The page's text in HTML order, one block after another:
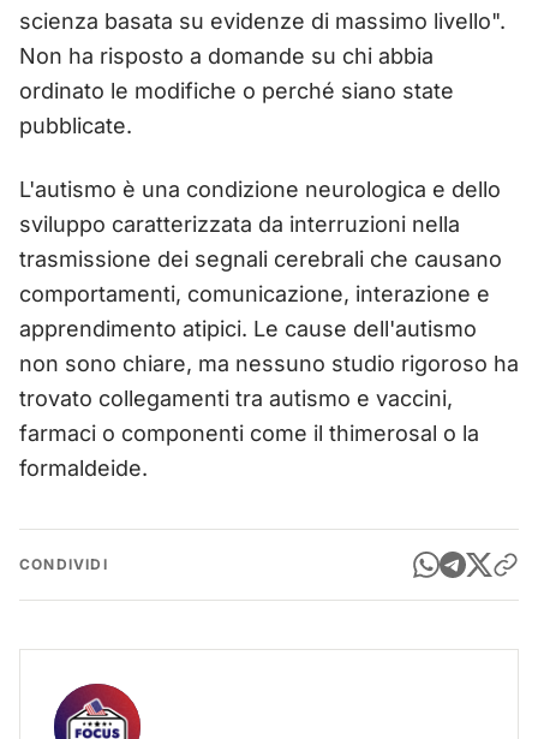
scienza basata su evidenze di massimo livello".
Non ha risposto a domande su chi abbia
ordinato le modifiche o perché siano state
pubblicate.
L'autismo è una condizione neurologica e dello
sviluppo caratterizzata da interruzioni nella
trasmissione dei segnali cerebrali che causano
comportamenti, comunicazione, interazione e
apprendimento atipici. Le cause dell'autismo
non sono chiare, ma nessuno studio rigoroso ha
trovato collegamenti tra autismo e vaccini,
farmaci o componenti come il thimerosal o la
formaldeide.
CONDIVIDI